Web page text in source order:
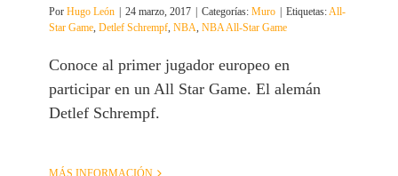
Por Hugo León 24 marzo, 2017 Categorías: Muro Etiquetas:All-
Star Game, Detlef Schrempf, NBA, NBA All-Star Game
Conoce al primer jugador europeo en
participar en un All Star Game. El alemán
Detlef Schrempf.